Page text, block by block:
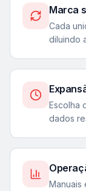
Marca
Cada
diluindo
Escolha
dados
Manuais